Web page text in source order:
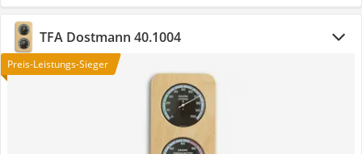
TFA Dostmann 40.1004
Preis-Leistungs-Sieger